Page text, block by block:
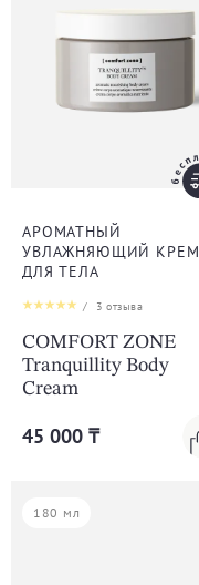
АРОМАТНЫЙ
УВЛАЖНЯЮЩИЙ КРЕМ
ДЛЯ ТЕЛА
/ 3 отзыва
COMFORT ZONE
Tranquillity Body
Cream
45 000 ₸
180 мл